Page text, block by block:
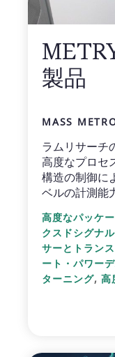
製品
MASS
ラムリサーチ
高度なプロセ
構造の制御に
ベルの計測能
高度なパッケ
クスドシグナル
サーとトラン
ート・パワー
ターニング, 高